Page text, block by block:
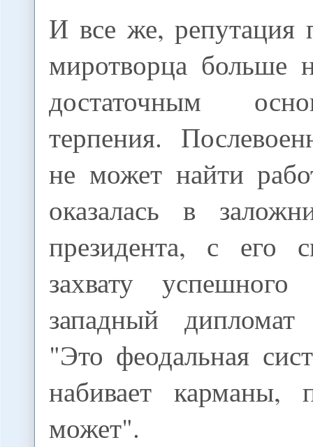
И все же, репутация
миротворца больше
достаточным
терпения.
не может найти
оказалась в
президента, с его
захвату
западный
"Это феодальная
набивает
может".